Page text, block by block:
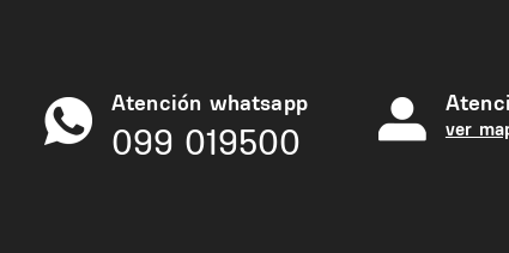
Atención whatsapp
099 019500 ver